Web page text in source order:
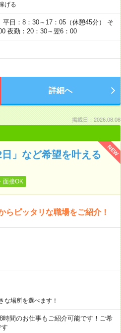
げる
日：8：30～17：05（休憩45分） そ
夜勤：20：30～翌6：00
詳細へ
掲載日：2026.08.08
NEW
」など希望を叶える
面接OK
らピッタリな職場をご紹介！
場所を選べます！
間のお仕事もご紹介可能です！ご希